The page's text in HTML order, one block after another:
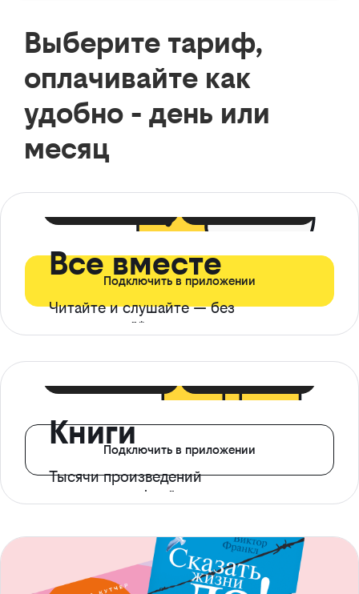
Выберите тариф,
оплачивайте как
удобно - день или
месяц
Все вместе
Читайте и слушайте — без
ограничений*
Подключить в приложении
Книги
Тысячи произведений
с доступом офлайн
Подключить в приложении